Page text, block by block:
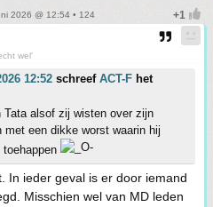
2026 @ 12:54 • 124
wel'
12:52 schreef ACT-F het
alsof zij wisten over zijn
een dikke worst waarin hij
In ieder geval is er door iemand
Misschien wel van MD leden